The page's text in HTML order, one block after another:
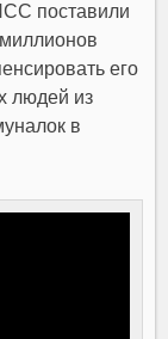
поставили
его
людей из
в